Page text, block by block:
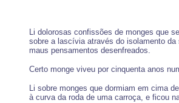
Li dolorosas confissões de monges que
sobre a lascívia através do isolamento
maus pensamentos desenfreados.
Certo monge viveu por cinquenta anos
Li sobre monges que dormiam em cima
à curva da roda de uma carroça, e ficou